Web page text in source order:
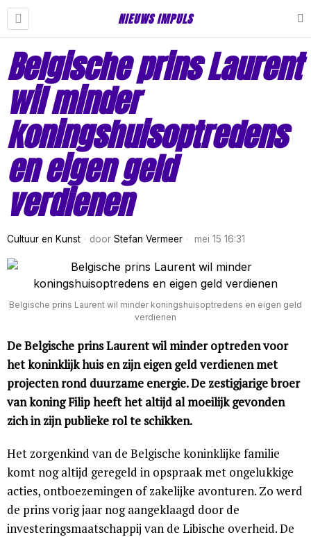
NIEUWS IMPULS
Belgische prins Laurent
wil minder
koningshuisoptredens
en eigen geld
verdienen
Cultuur en Kunst door Stefan Vermeer mei 15 16:31
Belgische prins Laurent wil minder koningshuisoptredens en eigen geld
verdienen
De Belgische prins Laurent wil minder optreden voor
het koninklijk huis en zijn eigen geld verdienen met
projecten rond duurzame energie. De zestigjarige broer
van koning Filip heeft het altijd al moeilijk gevonden
zich in zijn publieke rol te schikken.
Het zorgenkind van de Belgische koninklijke familie
komt nog altijd geregeld in opspraak met ongelukkige
acties, ontboezemingen of zakelijke avonturen. Zo werd
de prins vorig jaar nog aangeklaagd door de
investeringsmaatschappij van de Libische overheid. De